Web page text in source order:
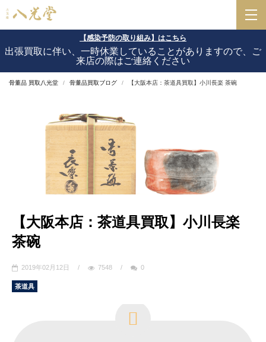
【感染予防の取り組み】はこちら
出張買取に伴い、一時休業していることがありますので、ご
来店の際はご連絡ください
骨董品 買取八光堂 骨董品買取ブログ 【大阪本店：茶道具買取】小川長楽 茶碗
【大阪本店：茶道具買取】小川長楽
茶碗
2019年02月12日 / 7548 / 0
茶道具